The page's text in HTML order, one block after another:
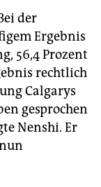
der
Ergebnis
56,4 Prozent
rechtlich
Calgarys
gesprochen
Nenshi. Er